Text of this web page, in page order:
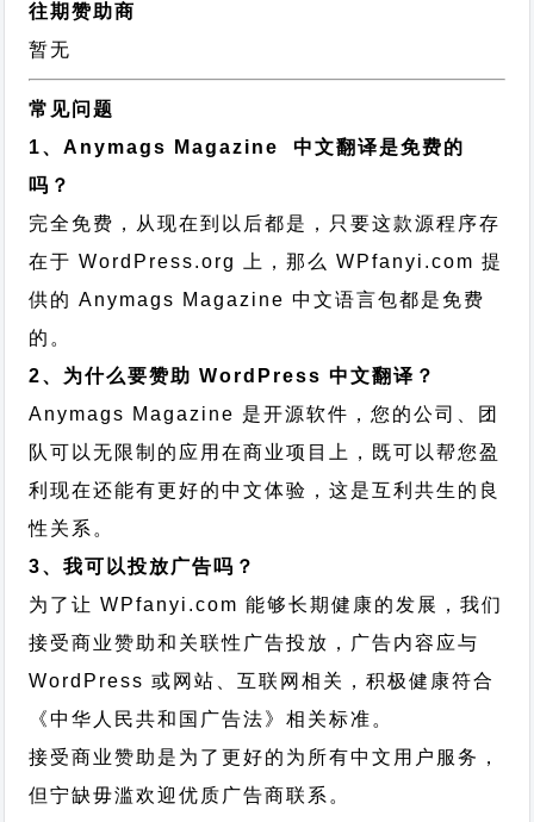
往期赞助商
暂无
常见问题
1、Anymags Magazine 中文翻译是免费的
吗？
完全免费，从现在到以后都是，只要这款源程序存
在于 WordPress.org 上，那么 WPfanyi.com 提
供的 Anymags Magazine 中文语言包都是免费
的。
2、为什么要赞助 WordPress 中文翻译？
Anymags Magazine 是开源软件，您的公司、团
队可以无限制的应用在商业项目上，既可以帮您盈
利现在还能有更好的中文体验，这是互利共生的良
性关系。
3、我可以投放广告吗？
为了让 WPfanyi.com 能够长期健康的发展，我们
接受商业赞助和关联性广告投放，广告内容应与
WordPress 或网站、互联网相关，积极健康符合
《中华人民共和国广告法》相关标准。
接受商业赞助是为了更好的为所有中文用户服务，
但宁缺毋滥欢迎优质广告商联系。